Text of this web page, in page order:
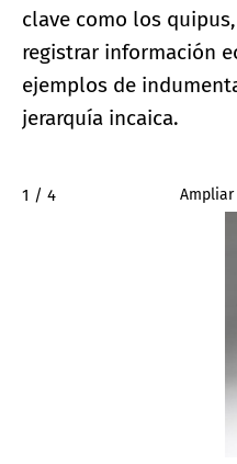
clave como los
registrar información
ejemplos de
jerarquía incaica.
2 / 4 Ampliar